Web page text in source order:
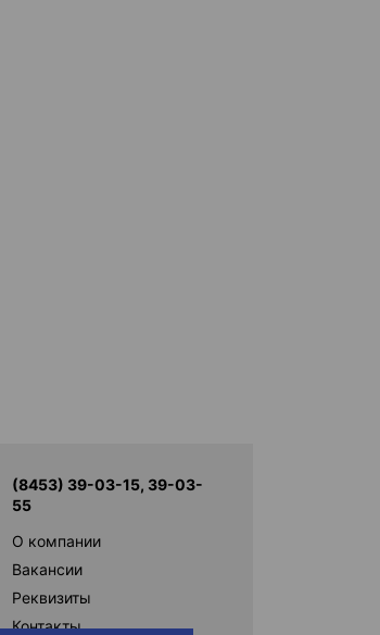
(8453) 39-03-15, 39-03-
55
О компании
Вакансии
Реквизиты
Контакты